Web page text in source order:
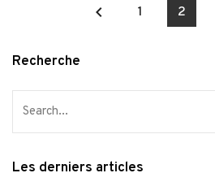
keyboard_arrow_left 1 2
Recherche
Les derniers articles